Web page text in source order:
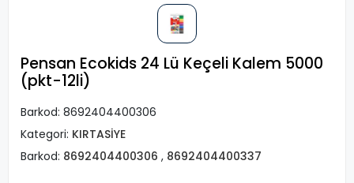
Pensan Ecokids 24 Lü Keçeli Kalem 5000
(pkt-12li)
Barkod: 8692404400306
Kategori: KIRTASİYE
Barkod: 8692404400306 , 8692404400337